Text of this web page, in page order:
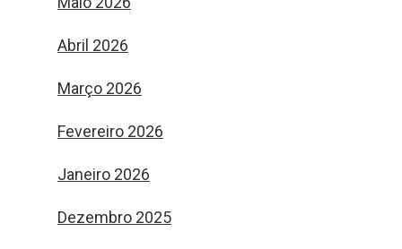
Abril 2026
Março 2026
Fevereiro 2026
Janeiro 2026
Dezembro 2025